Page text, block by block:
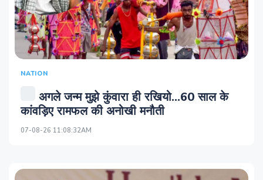
NATION
अगले जन्म मुझे कुंवारा ही रखियो...60 साल के
कांवड़िए रामफल की अनोखी मनौती
07-08-26 11:08:32AM